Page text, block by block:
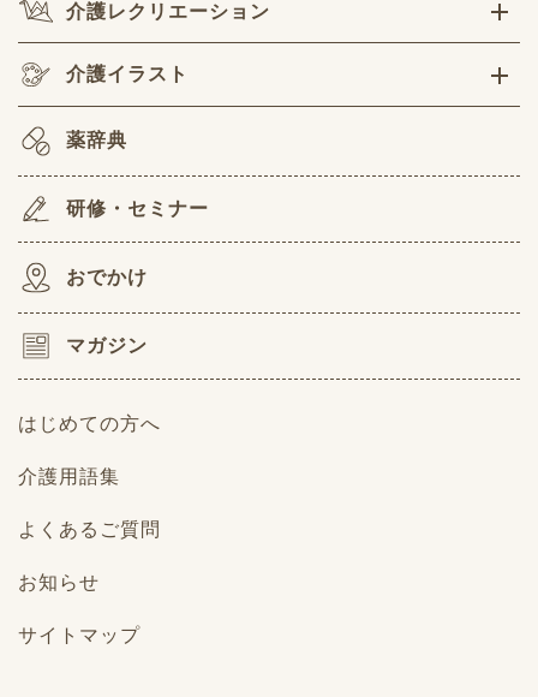
介護レクリエーション
介護イラスト
薬辞典
研修・セミナー
おでかけ
マガジン
はじめての方へ
介護用語集
よくあるご質問
お知らせ
サイトマップ